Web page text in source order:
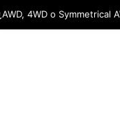
marcaron el